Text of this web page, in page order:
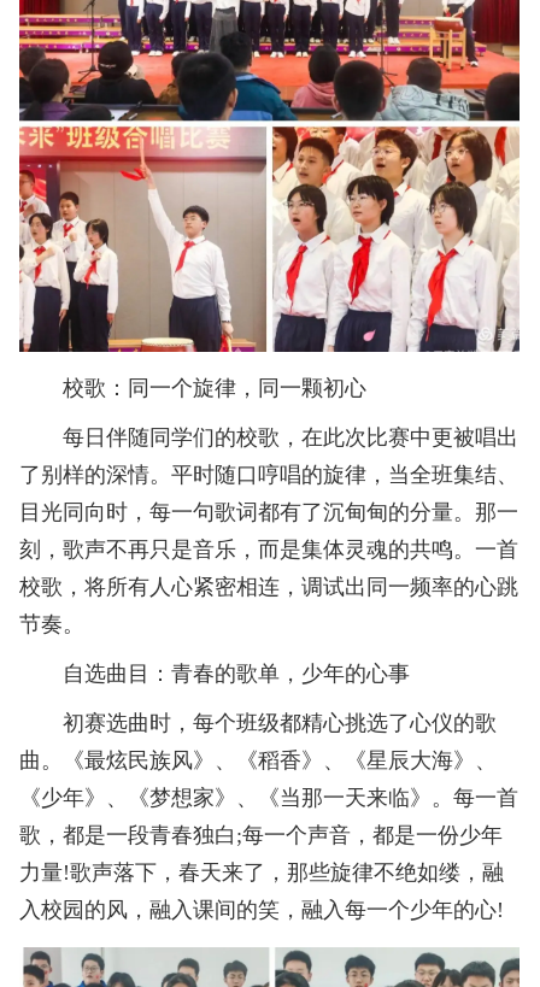
校歌：同一个旋律，同一颗初心
每日伴随同学们的校歌，在此次比赛中更被唱出
了别样的深情。平时随口哼唱的旋律，当全班集结、
目光同向时，每一句歌词都有了沉甸甸的分量。那一
刻，歌声不再只是音乐，而是集体灵魂的共鸣。一首
校歌，将所有人心紧密相连，调试出同一频率的心跳
节奏。
自选曲目：青春的歌单，少年的心事
初赛选曲时，每个班级都精心挑选了心仪的歌
曲。《最炫民族风》、《稻香》、《星辰大海》、
《少年》、《梦想家》、《当那一天来临》。每一首
歌，都是一段青春独白;每一个声音，都是一份少年
力量!歌声落下，春天来了，那些旋律不绝如缕，融
入校园的风，融入课间的笑，融入每一个少年的心!